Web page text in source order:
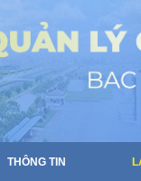
THÔNG TIN